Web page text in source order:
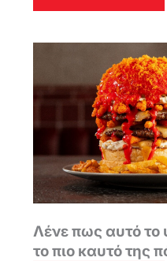
Λένε πως αυτό το
το πιο καυτό της